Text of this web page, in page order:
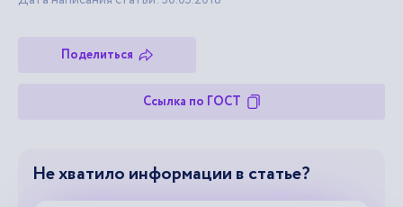
Поделиться
Ссылка по ГОСТ
Не хватило информации в статье?